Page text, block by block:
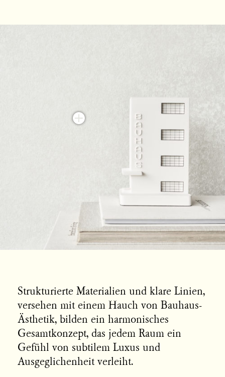
Strukturierte Materialien und klare Linien,
versehen mit einem Hauch von Bauhaus-
Ästhetik, bilden ein harmonisches
Gesamtkonzept, das jedem Raum ein
Gefühl von subtilem Luxus und
Ausgeglichenheit verleiht.